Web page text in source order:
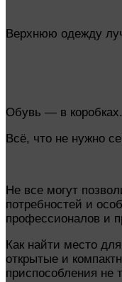
Верхнюю одежду
Обувь — в коробках.
Всё, что не нужно
Не все могут
потребностей и
профессионалов и
Как найти место
открытые и
приспособления не